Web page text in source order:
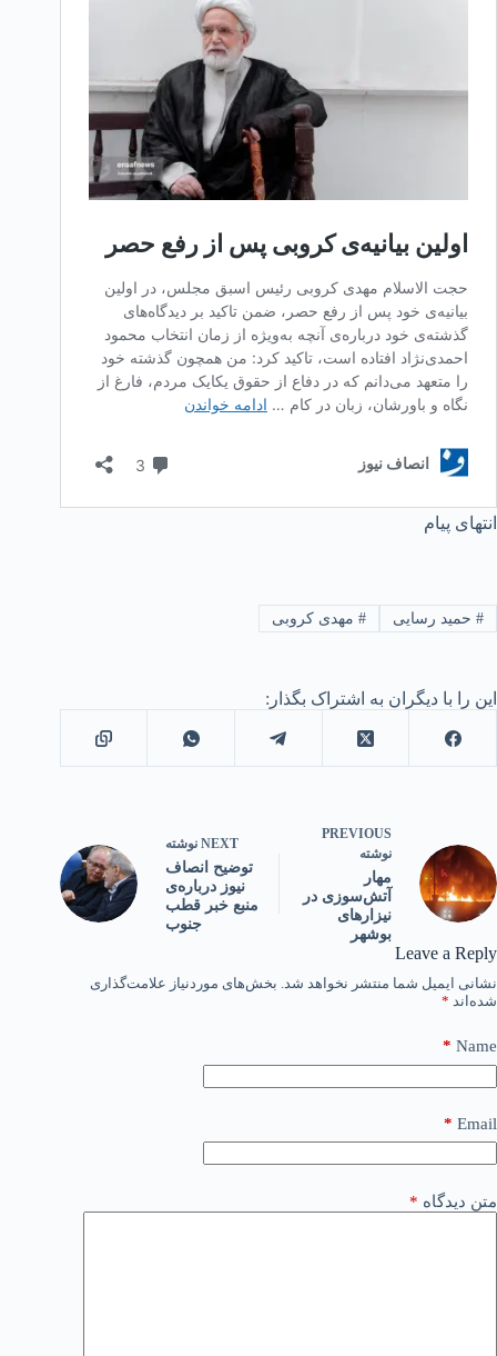
انتهای پیام
#حمید رسایی #مهدی کروبی
این را با دیگران به اشتراک بگذار:
PREVIOUS
نوشته
مهار
آتش‌سوزی در
نیزارهای
بوشهر
NEXT نوشته
توضیح انصاف
نیوز درباره‌ی
منبع خبر قطب
جنوب
Leave a Reply
نشانی ایمیل شما منتشر نخواهد شد. بخش‌های موردنیاز علامت‌گذاری
شده‌اند *
Name
*
Email
*
متن دیدگاه *